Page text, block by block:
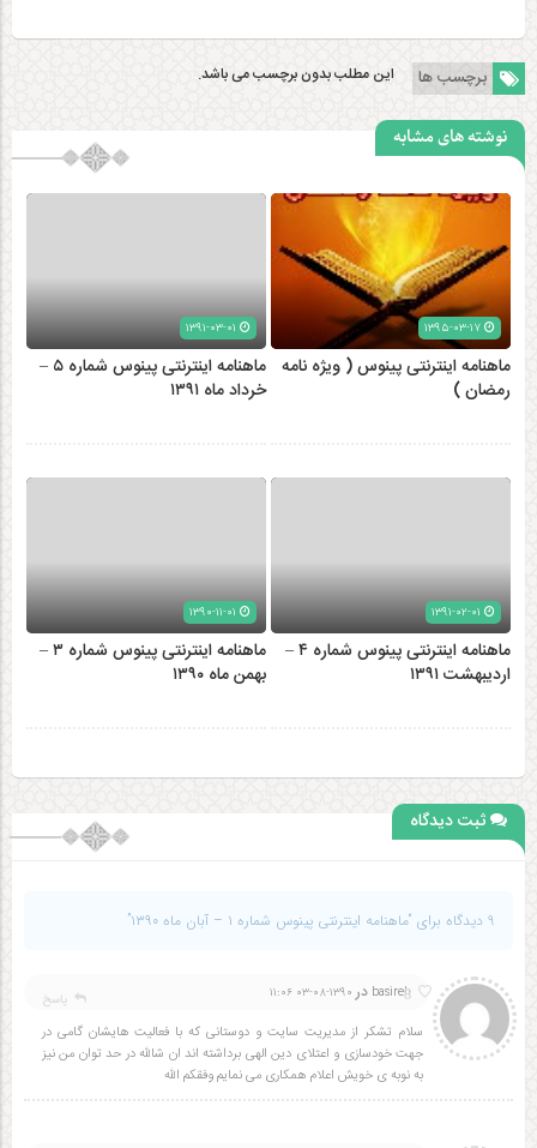
برچسب ها این مطلب بدون برچسب می باشد.
نوشته های مشابه
۱۳۹۵-۰۳-۱۷
ماهنامه اینترنتی پینوس ( ویژه نامه
رمضان )
ماهنامه اینترنتی پینوس شماره ۵ –
خرداد ماه ۱۳۹۱
ماهنامه اینترنتی پینوس شماره ۴ –
اردیبهشت ۱۳۹۱
ماهنامه اینترنتی پینوس شماره ۳ –
بهمن ماه ۱۳۹۰
ثبت دیدگاه
9 دیدگاه برای “ماهنامه اینترنتی پینوس شماره ۱ – آبان ماه ۱۳۹۰”
8
basireh در ۱۳۹۰-۰۸-۰۳ ۱۱:۰۶
سلام تشکر از مدیریت سایت و دوستانی که با فعالیت هایشان گامی در
جهت خودسازی و اعتلای دین الهی برداشته اند ان شالله در حد توان من نیز
به نوبه ی خویش اعلام همکاری می نمایم وفقکم الله
پاسخ